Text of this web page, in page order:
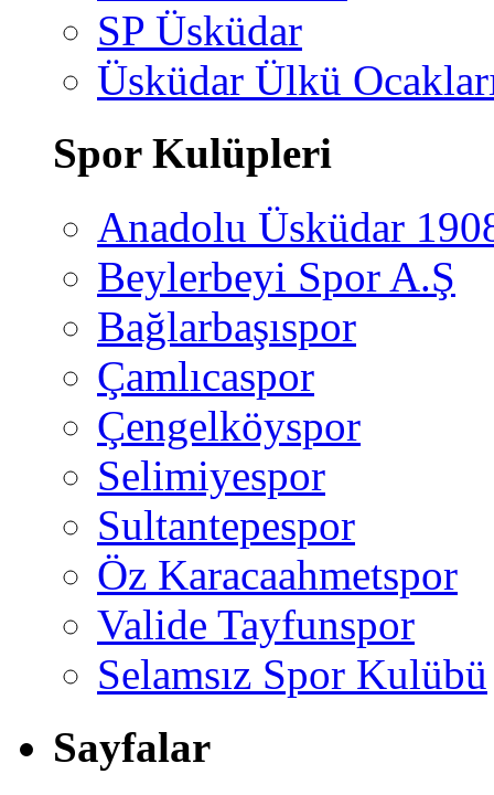
SP Üsküdar
Üsküdar Ülkü
Spor Kulüpleri
Anadolu Üsküdar
Beylerbeyi Spor A.Ş
Bağlarbaşıspor
Çamlıcaspor
Çengelköyspor
Selimiyespor
Sultantepespor
Öz Karacaahmetspor
Valide Tayfunspor
Selamsız Spor Kulübü
Sayfalar